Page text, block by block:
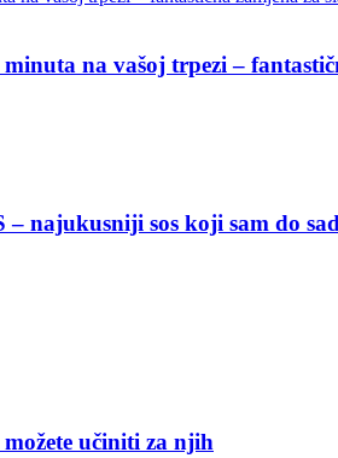
na vašoj trpezi –
najukusniji sos koji sam do
učiniti za njih